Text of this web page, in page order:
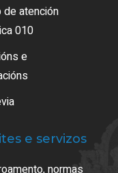
de atención
010
e
e servizos
normas